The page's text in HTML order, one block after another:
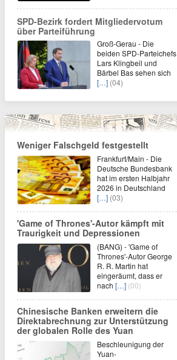
SPD-Bezirk fordert Mitgliedervotum
über Parteiführung
Groß-Gerau - Die
beiden SPD-Parteichefs
Lars Klingbeil und
Bärbel Bas sehen sich
[…] (04)
Weniger Falschgeld festgestellt
Frankfurt/Main - Die
Deutsche Bundesbank
hat im ersten Halbjahr
2026 in Deutschland
[…] (03)
'Game of Thrones'-Autor kämpft mit
Traurigkeit und Depressionen
(BANG) - 'Game of
Thrones'-Autor George
R. R. Martin hat
eingeräumt, dass er
nach […] (00)
Chinesische Banken erweitern die
Direktabrechnung zur Unterstützung
der globalen Rolle des Yuan
Beschleunigung der
Yuan-